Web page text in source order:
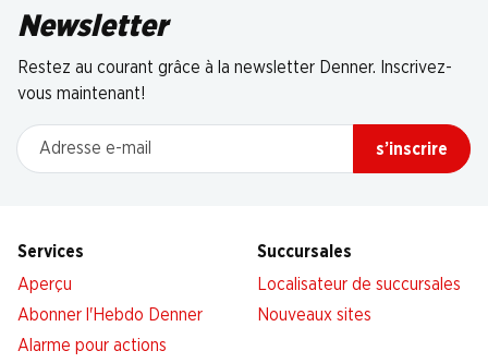
Newsletter
Restez au courant grâce à la newsletter Denner. Inscrivez-
vous maintenant!
Adresse e-mail
s’inscrire
Services
Aperçu
Abonner l'Hebdo Denner
Alarme pour actions
Succursales
Localisateur de succursales
Nouveaux sites